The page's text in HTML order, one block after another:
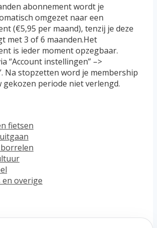
abonnement wordt je
omgezet naar een
(€5,95 per maand), tenzij je deze
met 3 of 6 maanden.Het
is ieder moment opzegbaar.
“Account instellingen” –>
Na stopzetten word je membership
gekozen periode niet verlengd.
fietsen
overige